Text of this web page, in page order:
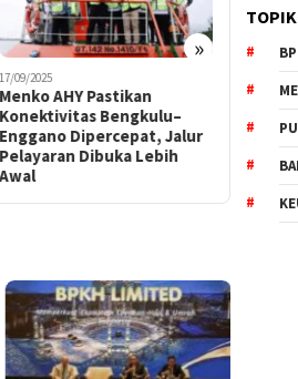
»
16/09/2025
Menko AHY Sebut KPN 2045
Jadi Peta Jalan Kota Masa
Depan, Begini
Penjelasannya
Menko
dan